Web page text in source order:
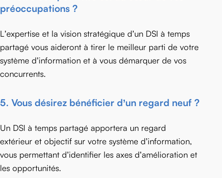
préoccupations ?
L’expertise et la vision stratégique d’un DSI à temps
partagé vous aideront à tirer le meilleur parti de votre
système d’information et à vous démarquer de vos
concurrents.
5. Vous désirez bénéficier d’un regard neuf ?
Un DSI à temps partagé apportera un regard
extérieur et objectif sur votre système d’information,
vous permettant d’identifier les axes d’amélioration et
les opportunités.